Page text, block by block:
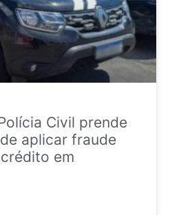
Civil prende
aplicar fraude
em